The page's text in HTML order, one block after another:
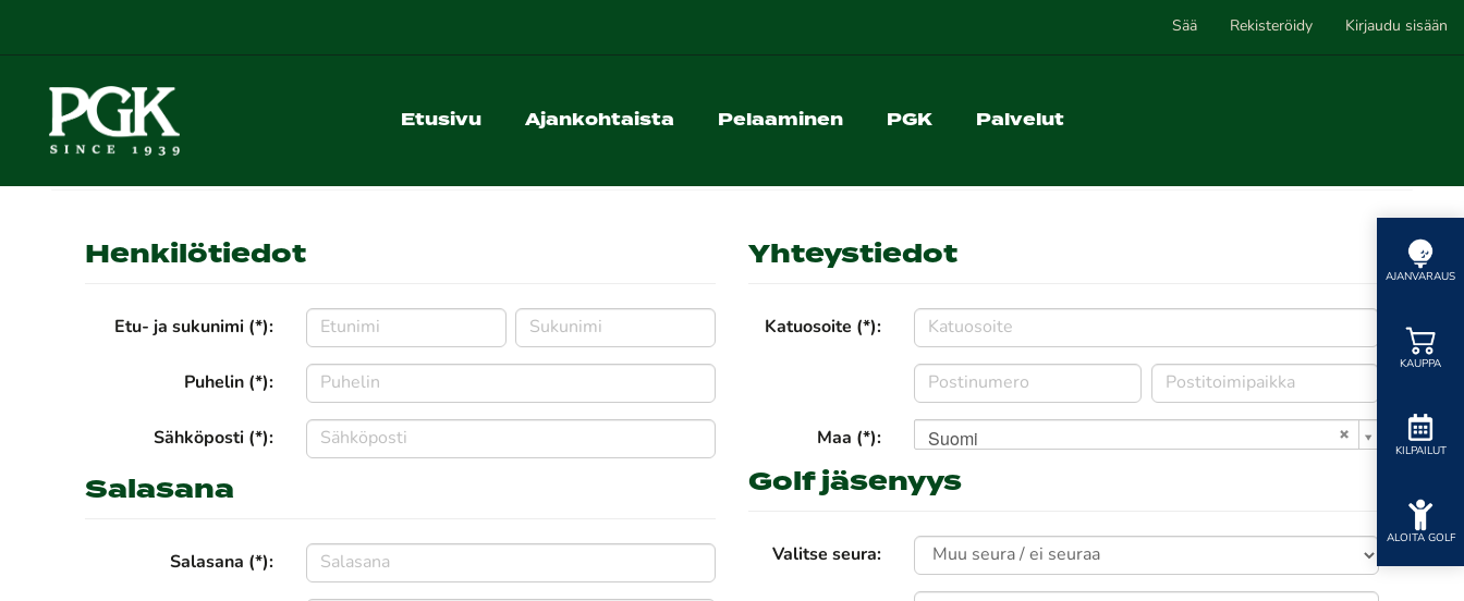
Sää Rekisteröidy Kirjaudu sisään
Etusivu Ajankohtaista Pelaaminen PGK Palvelut
AJANVARAUS
KAUPPA
KILPAILUT
ALOITA GOLF
Henkilötiedot
Etu- ja sukunimi (*):
Puhelin (*):
Sähköposti (*):
Salasana
Salasana (*):
Yhteystiedot
Katuosoite (*):
Maa (*): Suomi
Golf jäsenyys
Valitse seura: